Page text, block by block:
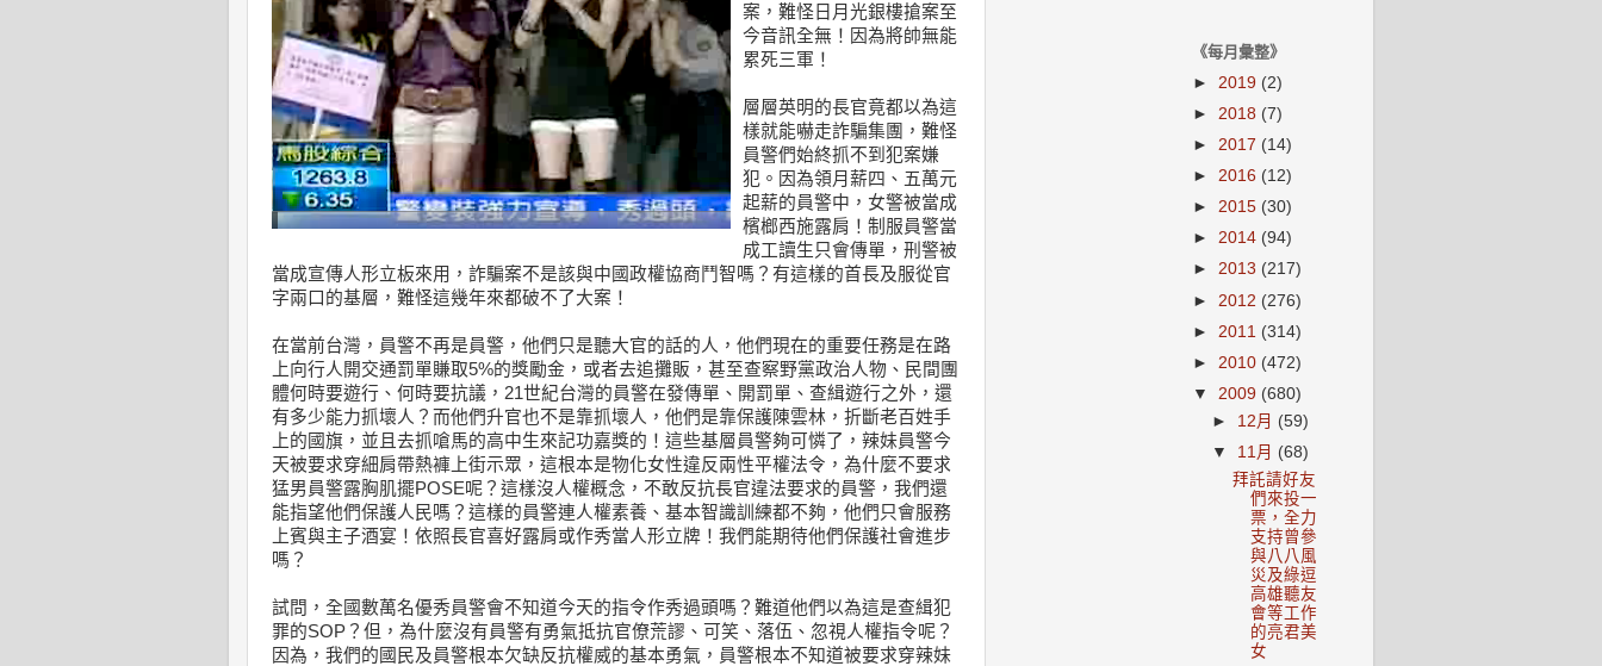
案，難怪日月光銀樓搶案至
今音訊全無！因為將帥無能
累死三軍！
層層英明的長官竟都以為這
樣就能嚇走詐騙集團，難怪
員警們始終抓不到犯案嫌
犯。因為領月薪四、五萬元
起薪的員警中，女警被當成
檳榔西施露肩！制服員警當
成工讀生只會傳單，刑警被
當成宣傳人形立板來用，詐騙案不是該與中國政權協商鬥智嗎？有這樣的首長及服從官
字兩口的基層，難怪這幾年來都破不了大案！
在當前台灣，員警不再是員警，他們只是聽大官的話的人，他們現在的重要任務是在路
上向行人開交通罰單賺取5%的獎勵金，或者去追攤販，甚至查察野黨政治人物、民間團
體何時要遊行、何時要抗議，21世紀台灣的員警在發傳單、開罰單、查緝遊行之外，還
有多少能力抓壞人？而他們升官也不是靠抓壞人，他們是靠保護陳雲林，折斷老百姓手
上的國旗，並且去抓嗆馬的高中生來記功嘉獎的！這些基層員警夠可憐了，辣妹員警今
天被要求穿細肩帶熱褲上街示眾，這根本是物化女性違反兩性平權法令，為什麼不要求
猛男員警露胸肌擺POSE呢？這樣沒人權概念，不敢反抗長官違法要求的員警，我們還
能指望他們保護人民嗎？這樣的員警連人權素養、基本智識訓練都不夠，他們只會服務
上賓與主子酒宴！依照長官喜好露肩或作秀當人形立牌！我們能期待他們保護社會進步
嗎？
試問，全國數萬名優秀員警會不知道今天的指令作秀過頭嗎？難道他們以為這是查緝犯
罪的SOP？但，為什麼沒有員警有勇氣抵抗官僚荒謬、可笑、落伍、忽視人權指令呢？
因為，我們的國民及員警根本欠缺反抗權威的基本勇氣，員警根本不知道被要求穿辣妹
《每月彙整》
► 2019 (2)
► 2018 (7)
► 2017 (14)
► 2016 (12)
► 2015 (30)
► 2014 (94)
► 2013 (217)
► 2012 (276)
► 2011 (314)
► 2010 (472)
▼ 2009 (680)
► 12月 (59)
▼ 11月 (68)
拜託請好友
們來投一
票，全力
支持曾參
與八八風
災及綠逗
高雄聽友
會等工作
的亮君美
女